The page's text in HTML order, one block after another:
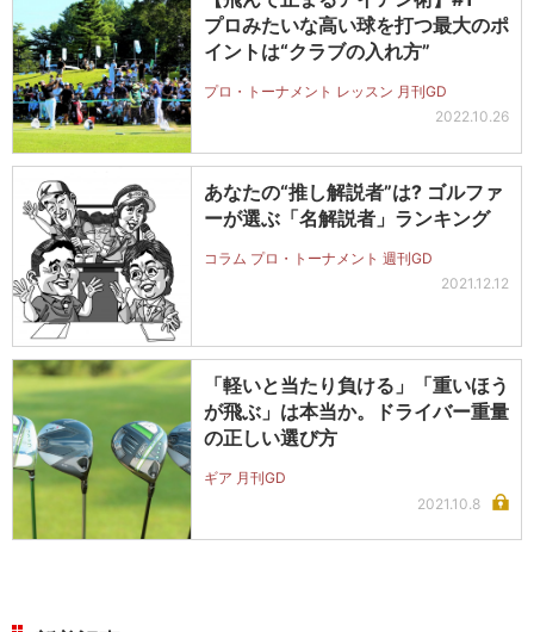
プロみたいな高い球を打つ最大のポ
イントは“クラブの入れ方”
プロ・トーナメント レッスン 月刊GD
2022.10.26
あなたの“推し解説者”は? ゴルファ
ーが選ぶ「名解説者」ランキング
コラム プロ・トーナメント 週刊GD
2021.12.12
「軽いと当たり負ける」「重いほう
が飛ぶ」は本当か。ドライバー重量
の正しい選び方
ギア 月刊GD
2021.10.8